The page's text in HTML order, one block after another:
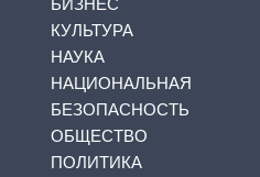
БИЗНЕС
КУЛЬТУРА
НАУКА
НАЦИОНАЛЬНАЯ
БЕЗОПАСНОСТЬ
ОБЩЕСТВО
ПОЛИТИКА